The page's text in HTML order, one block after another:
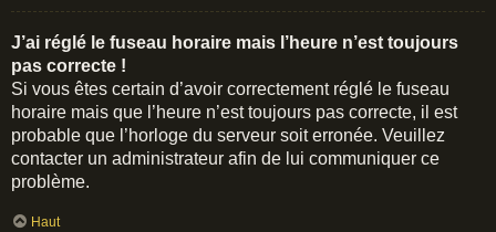
J’ai réglé le fuseau horaire mais l’heure n’est toujours
pas correcte !
Si vous êtes certain d’avoir correctement réglé le fuseau
horaire mais que l’heure n’est toujours pas correcte, il est
probable que l’horloge du serveur soit erronée. Veuillez
contacter un administrateur afin de lui communiquer ce
problème.
Haut